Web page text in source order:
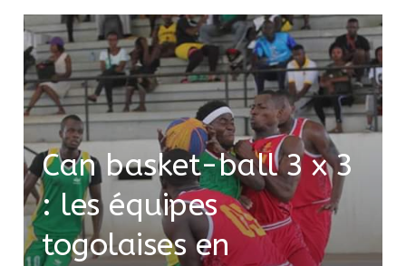
Can basket-ball 3 x 3
: les équipes
togolaises en